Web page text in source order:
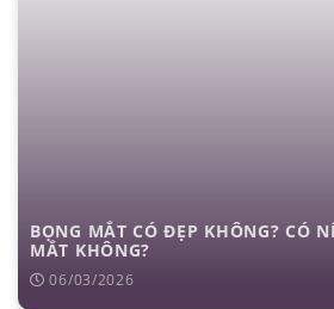
BỌNG MẮT CÓ ĐẸP KHÔNG? CÓ
MẮT KHÔNG?
06/03/2026